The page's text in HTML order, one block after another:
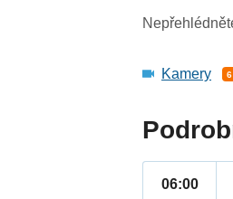
Kamery 6
06:00